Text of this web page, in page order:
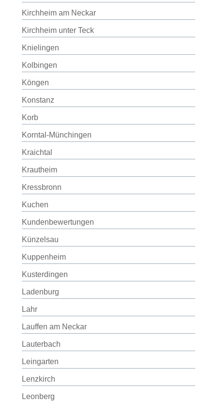
Kirchheim am Neckar
Kirchheim unter Teck
Knielingen
Kolbingen
Köngen
Konstanz
Korb
Korntal-Münchingen
Kraichtal
Krautheim
Kressbronn
Kuchen
Kundenbewertungen
Künzelsau
Kuppenheim
Kusterdingen
Ladenburg
Lahr
Lauffen am Neckar
Lauterbach
Leingarten
Lenzkirch
Leonberg